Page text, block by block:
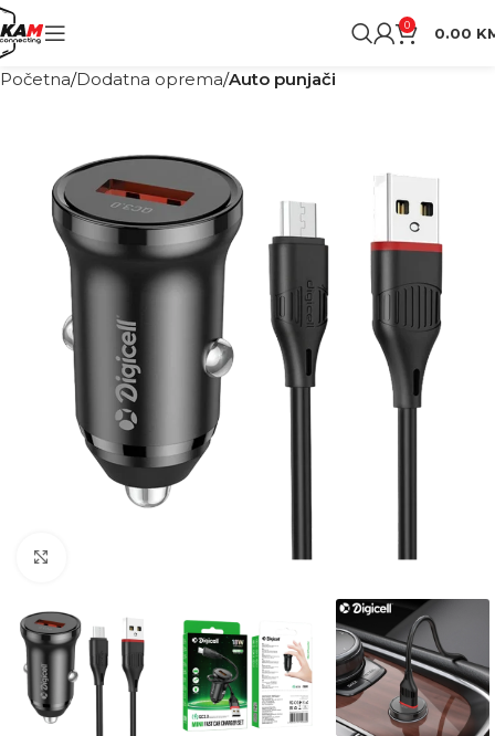
0 0.00
Početna Dodatna oprema Auto punjači